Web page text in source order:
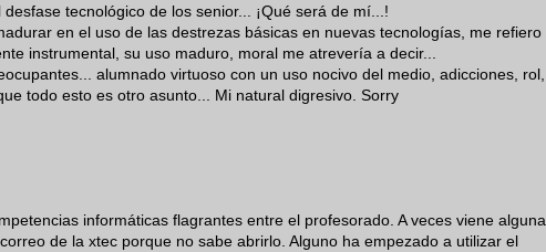
tecnológico de los senior... ¡Qué será de mí...!
en el uso de las destrezas básicas en nuevas tecnologías, me refiero
instrumental, su uso maduro, moral me atrevería a decir...
alumnado virtuoso con un uso nocivo del medio, adicciones, rol,
todo esto es otro asunto... Mi natural digresivo. Sorry
informáticas flagrantes entre el profesorado. A veces viene alguna
de la xtec porque no sabe abrirlo. Alguno ha empezado a utilizar el